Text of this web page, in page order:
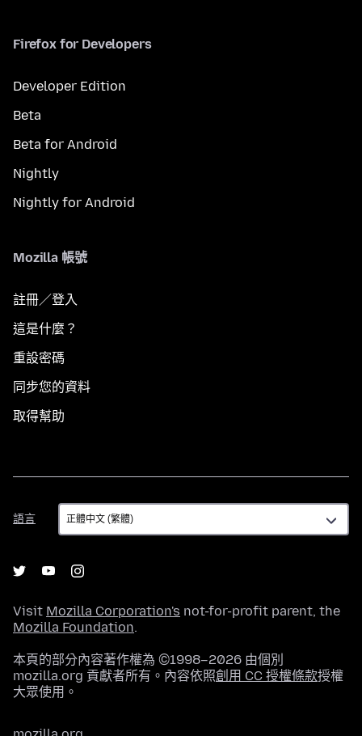
Firefox for Developers
Developer Edition
Beta
Beta for Android
Nightly
Nightly for Android
Mozilla 帳號
註冊／登入
這是什麼？
重設密碼
同步您的資料
取得幫助
語言
語
言
Visit Mozilla Corporation's not-for-profit parent, the
Mozilla Foundation.
本頁的部分內容著作權為 ©1998–2026 由個別
mozilla.org 貢獻者所有。內容依照創用 CC 授權條款授權
大眾使用。